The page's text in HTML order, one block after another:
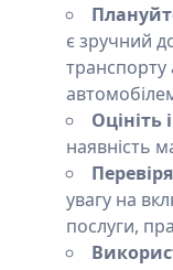
є зручний
транспорту
Оцініть
наявність
увагу на
послуги,